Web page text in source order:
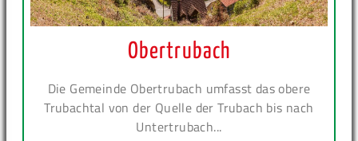
Obertrubach
Die Gemeinde Obertrubach umfasst das obere
Trubachtal von der Quelle der Trubach bis nach
Untertrubach...